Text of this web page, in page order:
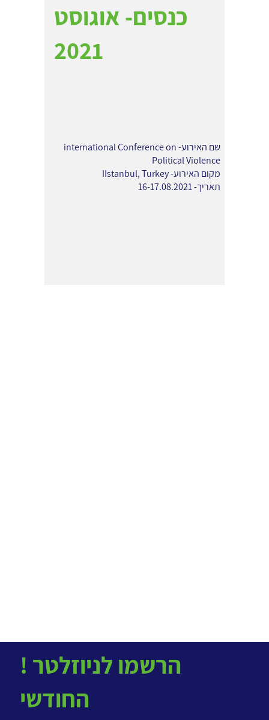
כנסים- אוגוסט
2021
שם האירוע- international Conference on
Political Violence
מקום האירוע- IIstanbul, Turkey
תאריך- 16-17.08.2021
! הרשמו לניוזלטר